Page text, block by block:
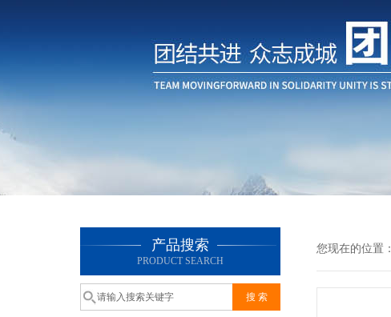
产品搜索
PRODUCT SEARCH
您现在的位置：